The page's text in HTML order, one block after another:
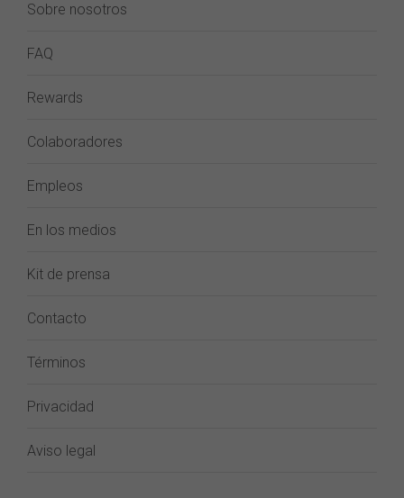
Sobre nosotros
FAQ
Rewards
Colaboradores
Empleos
En los medios
Kit de prensa
Contacto
Términos
Privacidad
Aviso legal